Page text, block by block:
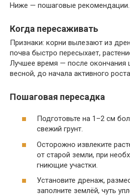
Ниже — пошаговые рекомендации.
Когда пересаживать
Признаки: корни вылезают из
почва быстро пересыхает,
Лучшее время — после окончания
весной, до начала активного роста.
Пошаговая пересадка
Подготовьте на 1–2 см
свежий грунт.
Осторожно извлеките
от старой земли, при
гниющие участки.
Установите дренаж,
заполните землёй, чуть